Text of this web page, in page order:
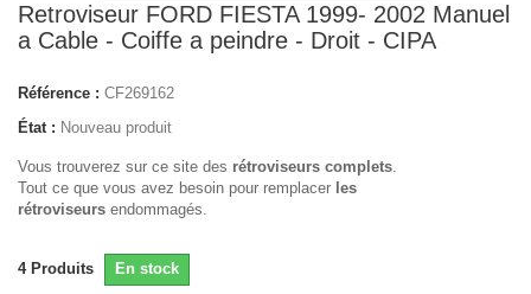
Retroviseur FORD FIESTA 1999- 2002 Manuel
a Cable - Coiffe a peindre - Droit - CIPA
Référence : CF269162
État : Nouveau produit
Vous trouverez sur ce site des rétroviseurs complets.
Tout ce que vous avez besoin pour remplacer les
rétroviseurs endommagés.
4 Produits En stock